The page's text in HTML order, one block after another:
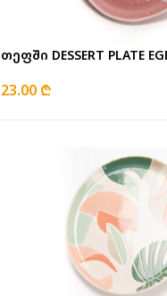
თეფში DESSERT PLATE
23.00 ₾